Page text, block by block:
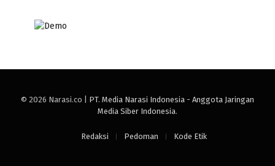
© 2026 Narasi.co | PT. Media Narasi Indonesia - Anggota Jaringan
Media Siber Indonesia.
Redaksi Pedoman Kode Etik